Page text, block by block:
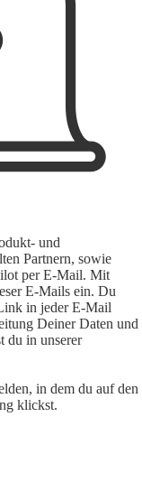
und
Partnern, sowie
per E-Mail. Mit
E-Mails ein. Du
in jeder E-Mail
Deiner Daten und
du in unserer
in dem du auf den
klickst.